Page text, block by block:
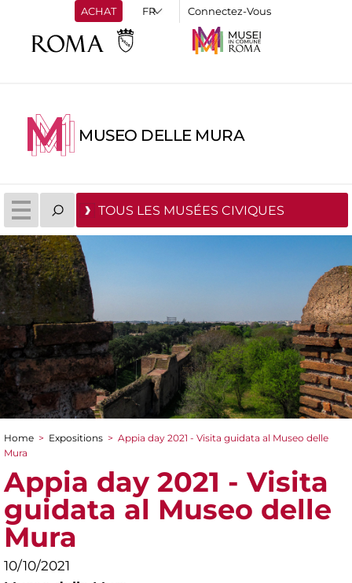
ACHAT Connectez-Vous
MUSEO DELLE MURA
TOUS LES MUSÉES CIVIQUES
You are here
Home > Expositions > Appia day 2021 - Visita guidata al Museo delle
Mura
Appia day 2021 - Visita
guidata al Museo delle
Mura
10/10/2021